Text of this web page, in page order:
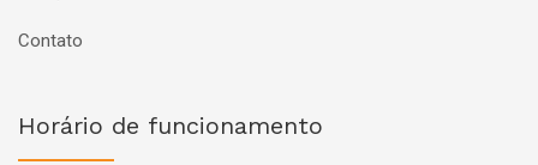
Contato
Horário de funcionamento